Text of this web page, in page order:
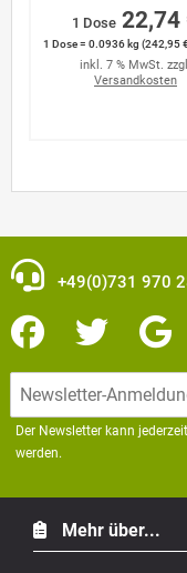
1 Dose 22,74
1 Dose = 0.0936 kg (242,95
inkl. 7 % MwSt.
Versandkosten
+49(0)731 970
Der Newsletter kann
werden.
Mehr über...